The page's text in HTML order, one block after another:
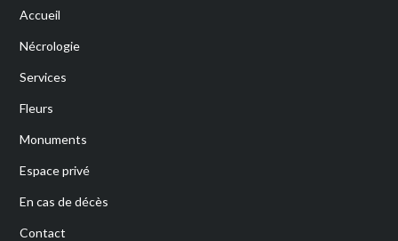
Accueil
Nécrologie
Services
Fleurs
Monuments
Espace privé
En cas de décès
Contact